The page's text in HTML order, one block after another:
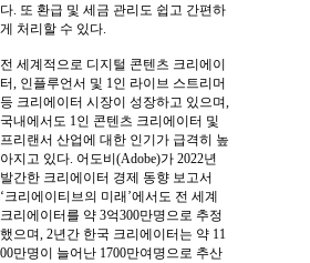
다. 또 환급 및 세금 관리도 쉽고 간편하
게 처리할 수 있다.
전 세계적으로 디지털 콘텐츠 크리에이
터, 인플루언서 및 1인 라이브 스트리머
등 크리에이터 시장이 성장하고 있으며,
국내에서도 1인 콘텐츠 크리에이터 및
프리랜서 산업에 대한 인기가 급격히 높
아지고 있다. 어도비(Adobe)가 2022년
발간한 크리에이터 경제 동향 보고서
‘크리에이티브의 미래’에서도 전 세계
크리에이터를 약 3억300만명으로 추정
했으며, 2년간 한국 크리에이터는 약 11
00만명이 늘어난 1700만여명으로 추산